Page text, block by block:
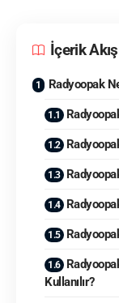
İçerik
Radyoopak
Kullanılır?